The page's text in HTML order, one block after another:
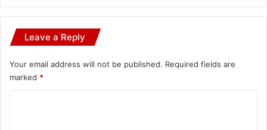
Leave a Reply
Your email address will not be published. Required fields are
marked *